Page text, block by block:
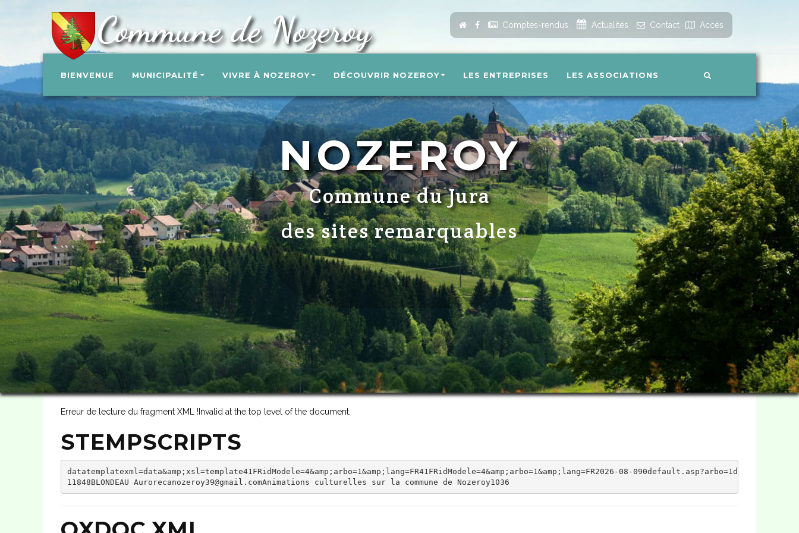
Commune de Nozeroy Accueil Comptes-rendus Actualités Contact Accés
BIENVENUE MUNICIPALITÉ VIVRE À NOZEROY DÉCOUVRIR NOZEROY LES ENTREPRISES LES ASSOCIATIONS
NOZEROY
Commune du Jura
des sites remarquables
Erreur de lecture du fragment XML !Invalid at the top level of the document.
STEMPSCRIPTS
datatemplatexml=data&amp;xsl=template41FRidModele=4&amp;arbo=1&amp;lang=FR41FRidModele=4&amp;arbo=1&amp;lang=FR2026-08-
11848BLONDEAU Aurorecanozeroy39@gmail.comAnimations culturelles sur la commune de Nozeroy1036